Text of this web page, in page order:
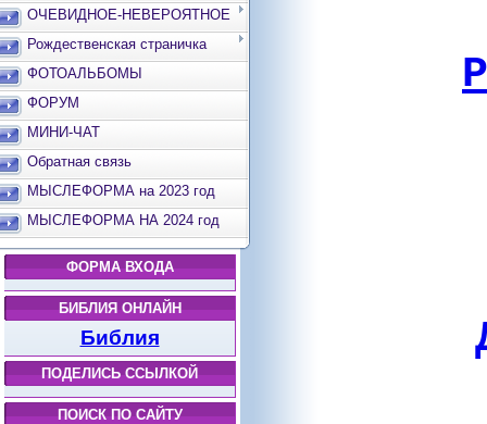
ОЧЕВИДНОЕ-НЕВЕРОЯТНОЕ
Рождественская страничка
ФОТОАЛЬБОМЫ
ФОРУМ
МИНИ-ЧАТ
Обратная связь
МЫСЛЕФОРМА на 2023 год
МЫСЛЕФОРМА НА 2024 год
ФОРМА ВХОДА
БИБЛИЯ ОНЛАЙН
Библия
ПОДЕЛИСЬ ССЫЛКОЙ
ПОИСК ПО САЙТУ